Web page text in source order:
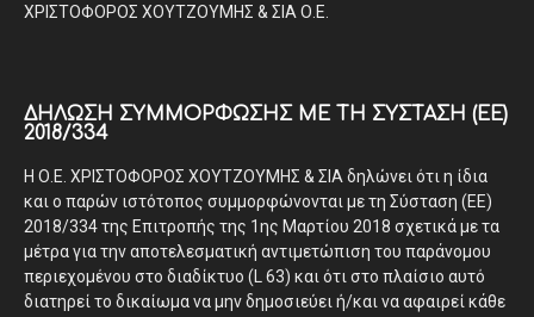
ΧΡΙΣΤΟΦΟΡΟΣ ΧΟΥΤΖΟΥΜΗΣ & ΣΙΑ Ο.Ε.
ΔΉΛΩΣΗ ΣΥΜΜΌΡΦΩΣΗΣ ΜΕ ΤΗ ΣΎΣΤΑΣΗ (ΕΕ)
2018/334
Η Ο.Ε. ΧΡΙΣΤΟΦΟΡΟΣ ΧΟΥΤΖΟΥΜΗΣ & ΣΙΑ δηλώνει ότι η ίδια
και ο παρών ιστότοπος συμμορφώνονται με τη Σύσταση (ΕΕ)
2018/334 της Επιτροπής της 1ης Μαρτίου 2018 σχετικά με τα
μέτρα για την αποτελεσματική αντιμετώπιση του παράνομου
περιεχομένου στο διαδίκτυο (L 63) και ότι στο πλαίσιο αυτό
διατηρεί το δικαίωμα να μην δημοσιεύει ή/και να αφαιρεί κάθε